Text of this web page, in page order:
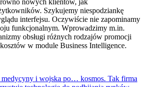
nowych klientów, jak
Szykujemy niespodziankę
interfejsu. Oczywiście nie zapominamy
funkcjonalnym. Wprowadzimy m.in.
obsługi różnych rodzajów promocji
w module Business Intelligence.
medycyny i wojska po… kosmos. Tak firma